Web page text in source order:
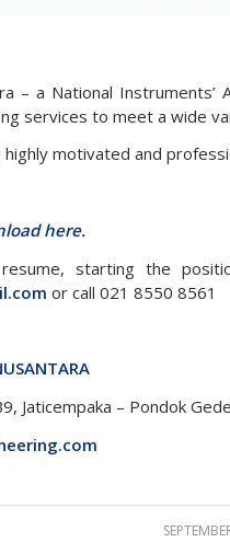
– a National
services to meet a wide
motivated and
here.
starting the
or call 021 8550 8561
Jaticempaka – Pondok